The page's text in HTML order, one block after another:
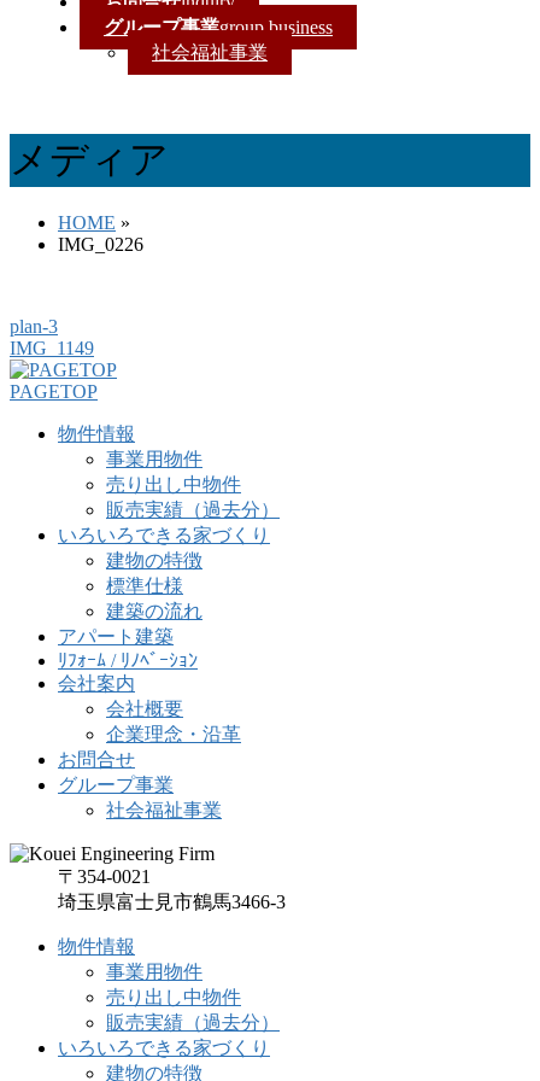
グループ事業group business
社会福祉事業
メディア
HOME »
IMG_0226
plan-3
IMG_1149
PAGETOP
物件情報
事業用物件
売り出し中物件
販売実績（過去分）
いろいろできる家づくり
建物の特徴
標準仕様
建築の流れ
アパート建築
ﾘﾌｫｰﾑ / ﾘﾉﾍﾞｰｼｮﾝ
会社案内
会社概要
企業理念・沿革
お問合せ
グループ事業
社会福祉事業
〒354-0021
埼玉県富士見市鶴馬3466-3
物件情報
事業用物件
売り出し中物件
販売実績（過去分）
いろいろできる家づくり
建物の特徴